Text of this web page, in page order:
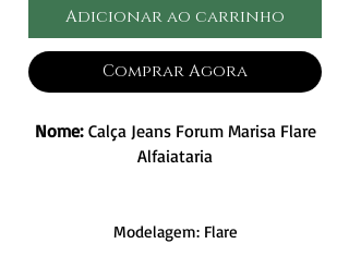
Adicionar ao carrinho
Comprar Agora
Nome: Calça Jeans Forum Marisa Flare
Alfaiataria
Modelagem: Flare